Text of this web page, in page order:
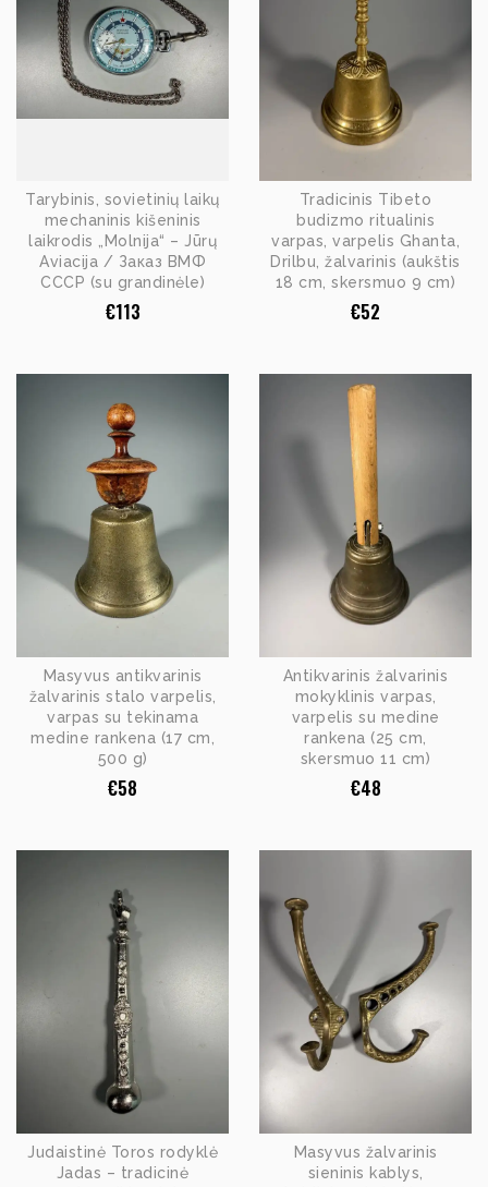
Tarybinis, sovietinių laikų
mechaninis kišeninis
laikrodis „Molnija“ – Jūrų
Aviacija / Заказ ВМФ
СССР (su grandinėle)
€113
Tradicinis Tibeto
budizmo ritualinis
varpas, varpelis Ghanta,
Drilbu, žalvarinis (aukštis
18 cm, skersmuo 9 cm)
€52
Masyvus antikvarinis
žalvarinis stalo varpelis,
varpas su tekinama
medine rankena (17 cm,
500 g)
€58
Antikvarinis žalvarinis
mokyklinis varpas,
varpelis su medine
rankena (25 cm,
skersmuo 11 cm)
€48
Judaistinė Toros rodyklė
Jadas – tradicinė
Masyvus žalvarinis
sieninis kablys,